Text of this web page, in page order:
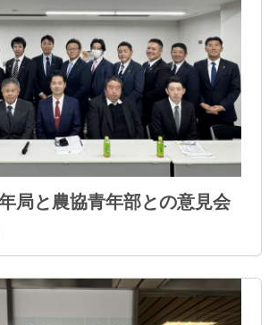
局と農協青年部との意見会